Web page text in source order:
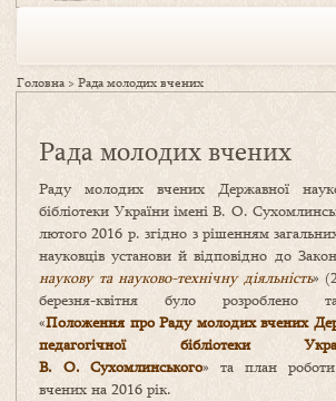
Головна >Рада молодих вчених
Рада молодих вчених
Раду молодих вчених Державної
бібліотеки України імені В. О.
лютого 2016 р. згідно з рішенням
науковців установи й відповідно до
наукову та науково-технічну діяльність»
березня-квітня було розроблено
«Положення про Раду молодих вчених
педагогічної бібліотеки
В. О. Сухомлинського» та план
вчених на 2016 рік.